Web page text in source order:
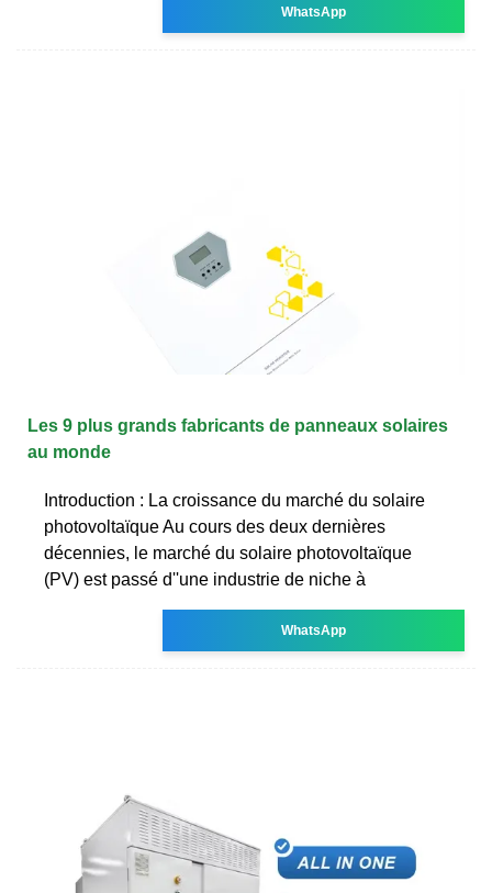
WhatsApp
Les 9 plus grands fabricants de panneaux solaires
au monde
Introduction : La croissance du marché du solaire
photovoltaïque Au cours des deux dernières
décennies, le marché du solaire photovoltaïque
(PV) est passé d''une industrie de niche à
WhatsApp